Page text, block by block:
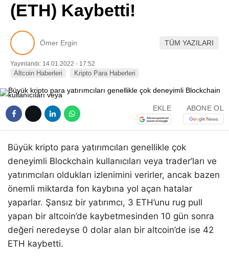
Telegram
(ETH) Kaybetti!
Ömer Ergin TÜM YAZILARI
Yayınlandı: 14.01.2022 - 17:52
Altcoin Haberleri Kripto Para Haberleri
EKLE ABONE OL
Büyük kripto para yatırımcıları genellikle çok
deneyimli Blockchain kullanıcıları veya trader’ları ve
yatırımcıları oldukları izlenimini verirler, ancak bazen
önemli miktarda fon kaybına yol açan hatalar
yaparlar. Şansız bir yatırımcı, 3 ETH’unu rug pull
yapan bir altcoin’de kaybetmesinden 10 gün sonra
değeri neredeyse 0 dolar alan bir altcoin’de ise 42
ETH kaybetti.